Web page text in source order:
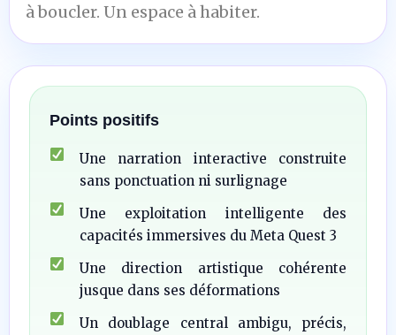
à boucler. Un espace à habiter.
Points positifs
Une narration interactive construite
sans ponctuation ni surlignage
Une exploitation intelligente des
capacités immersives du Meta Quest 3
Une direction artistique cohérente
jusque dans ses déformations
Un doublage central ambigu, précis,